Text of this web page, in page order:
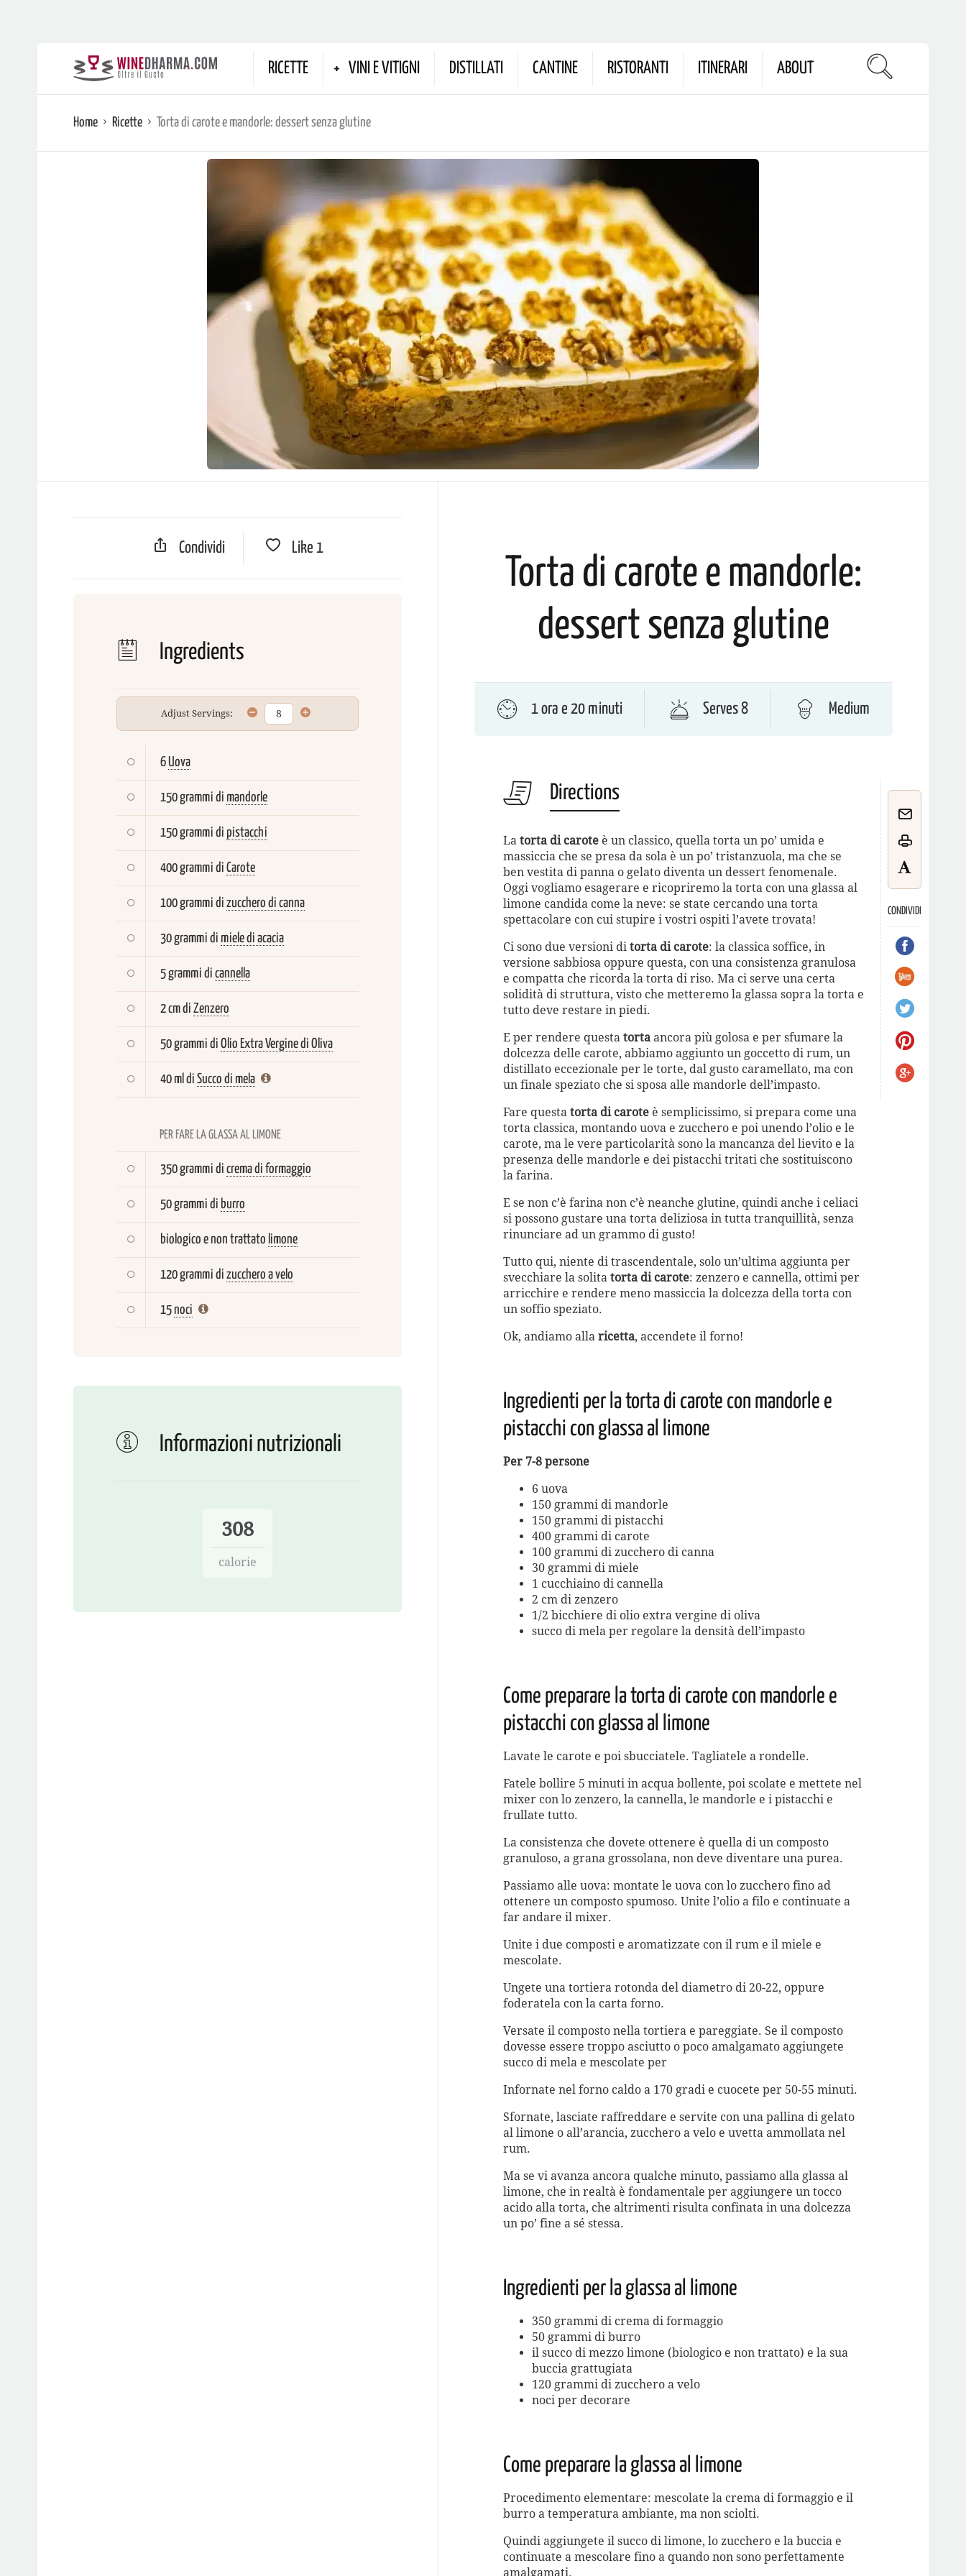
RICETTE VINI E VITIGNI DISTILLATI CANTINE RISTORANTI ITINERARI ABOUT
Home Ricette Torta di carote e mandorle: dessert senza glutine
Condividi Like 1
Ingredients
Adjust Servings:
6Uova
150 grammi di mandorle
150 grammi di pistacchi
400 grammi di Carote
100 grammi di zucchero di canna
30 grammi di miele di acacia
5 grammi di cannella
2 cm di Zenzero
50 grammi di Olio Extra Vergine di Oliva
40 ml di Succo di mela
PER FARE LA GLASSA AL LIMONE
350 grammi di crema di formaggio
50 grammi di burro
biologico e non trattato limone
120 grammi di zucchero a velo
15 noci
Informazioni nutrizionali
308
calorie
Torta di carote e mandorle:
dessert senza glutine
1 ora e 20 minuti Serves 8 Medium
Directions
CONDIVIDI
La torta di carote è un classico, quella torta un po’ umida e
massiccia che se presa da sola è un po’ tristanzuola, ma che se
ben vestita di panna o gelato diventa un dessert fenomenale.
Oggi vogliamo esagerare e ricopriremo la torta con una glassa al
limone candida come la neve: se state cercando una torta
spettacolare con cui stupire i vostri ospiti l’avete trovata!
Ci sono due versioni di torta di carote: la classica soffice, in
versione sabbiosa oppure questa, con una consistenza granulosa
e compatta che ricorda la torta di riso. Ma ci serve una certa
solidità di struttura, visto che metteremo la glassa sopra la torta e
tutto deve restare in piedi.
E per rendere questa torta ancora più golosa e per sfumare la
dolcezza delle carote, abbiamo aggiunto un goccetto di rum, un
distillato eccezionale per le torte, dal gusto caramellato, ma con
un finale speziato che si sposa alle mandorle dell’impasto.
Fare questa torta di carote è semplicissimo, si prepara come una
torta classica, montando uova e zucchero e poi unendo l’olio e le
carote, ma le vere particolarità sono la mancanza del lievito e la
presenza delle mandorle e dei pistacchi tritati che sostituiscono
la farina.
E se non c’è farina non c’è neanche glutine, quindi anche i celiaci
si possono gustare una torta deliziosa in tutta tranquillità, senza
rinunciare ad un grammo di gusto!
Tutto qui, niente di trascendentale, solo un’ultima aggiunta per
svecchiare la solita torta di carote: zenzero e cannella, ottimi per
arricchire e rendere meno massiccia la dolcezza della torta con
un soffio speziato.
Ok, andiamo alla ricetta, accendete il forno!
Ingredienti per la torta di carote con mandorle e
pistacchi con glassa al limone
Per 7-8 persone
6 uova
150 grammi di mandorle
150 grammi di pistacchi
400 grammi di carote
100 grammi di zucchero di canna
30 grammi di miele
1 cucchiaino di cannella
2 cm di zenzero
1/2 bicchiere di olio extra vergine di oliva
succo di mela per regolare la densità dell’impasto
Come preparare la torta di carote con mandorle e
pistacchi con glassa al limone
Lavate le carote e poi sbucciatele. Tagliatele a rondelle.
Fatele bollire 5 minuti in acqua bollente, poi scolate e mettete nel
mixer con lo zenzero, la cannella, le mandorle e i pistacchi e
frullate tutto.
La consistenza che dovete ottenere è quella di un composto
granuloso, a grana grossolana, non deve diventare una purea.
Passiamo alle uova: montate le uova con lo zucchero fino ad
ottenere un composto spumoso. Unite l’olio a filo e continuate a
far andare il mixer.
Unite i due composti e aromatizzate con il rum e il miele e
mescolate.
Ungete una tortiera rotonda del diametro di 20-22, oppure
foderatela con la carta forno.
Versate il composto nella tortiera e pareggiate. Se il composto
dovesse essere troppo asciutto o poco amalgamato aggiungete
succo di mela e mescolate per
Infornate nel forno caldo a 170 gradi e cuocete per 50-55 minuti.
Sfornate, lasciate raffreddare e servite con una pallina di gelato
al limone o all’arancia, zucchero a velo e uvetta ammollata nel
rum.
Ma se vi avanza ancora qualche minuto, passiamo alla glassa al
limone, che in realtà è fondamentale per aggiungere un tocco
acido alla torta, che altrimenti risulta confinata in una dolcezza
un po’ fine a sé stessa.
Ingredienti per la glassa al limone
350 grammi di crema di formaggio
50 grammi di burro
il succo di mezzo limone (biologico e non trattato) e la sua
buccia grattugiata
120 grammi di zucchero a velo
noci per decorare
Come preparare la glassa al limone
Procedimento elementare: mescolate la crema di formaggio e il
burro a temperatura ambiante, ma non sciolti.
Quindi aggiungete il succo di limone, lo zucchero e la buccia e
continuate a mescolare fino a quando non sono perfettamente
amalgamati.